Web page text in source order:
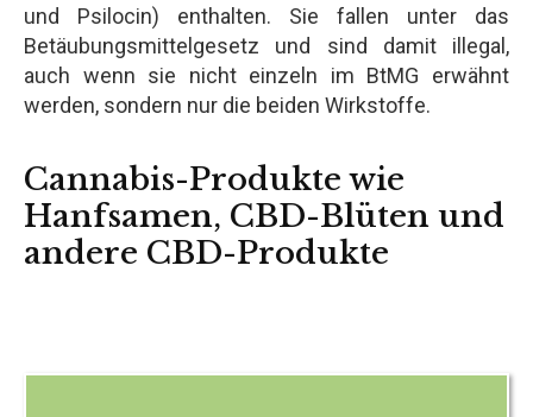
und Psilocin) enthalten. Sie fallen unter das
Betäubungsmittelgesetz und sind damit illegal,
auch wenn sie nicht einzeln im BtMG erwähnt
werden, sondern nur die beiden Wirkstoffe.
Cannabis-Produkte wie
Hanfsamen, CBD-Blüten und
andere CBD-Produkte